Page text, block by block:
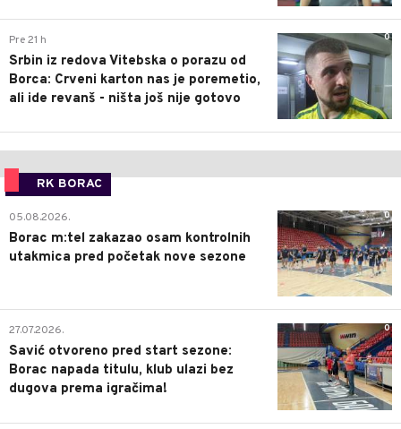
0
Pre 21 h
Srbin iz redova Vitebska o porazu od
Borca: Crveni karton nas je poremetio,
ali ide revanš - ništa još nije gotovo
RK BORAC
0
05.08.2026.
Borac m:tel zakazao osam kontrolnih
utakmica pred početak nove sezone
0
27.07.2026.
Savić otvoreno pred start sezone:
Borac napada titulu, klub ulazi bez
dugova prema igračima!